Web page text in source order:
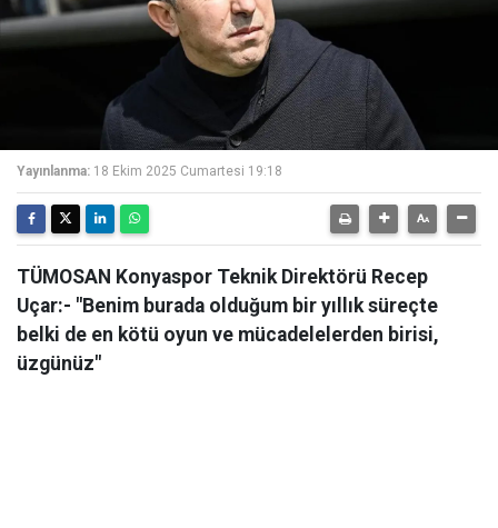
Yayınlanma: 18 Ekim 2025 Cumartesi 19:18
TÜMOSAN Konyaspor Teknik Direktörü Recep
Uçar:- "Benim burada olduğum bir yıllık süreçte
belki de en kötü oyun ve mücadelelerden birisi,
üzgünüz"